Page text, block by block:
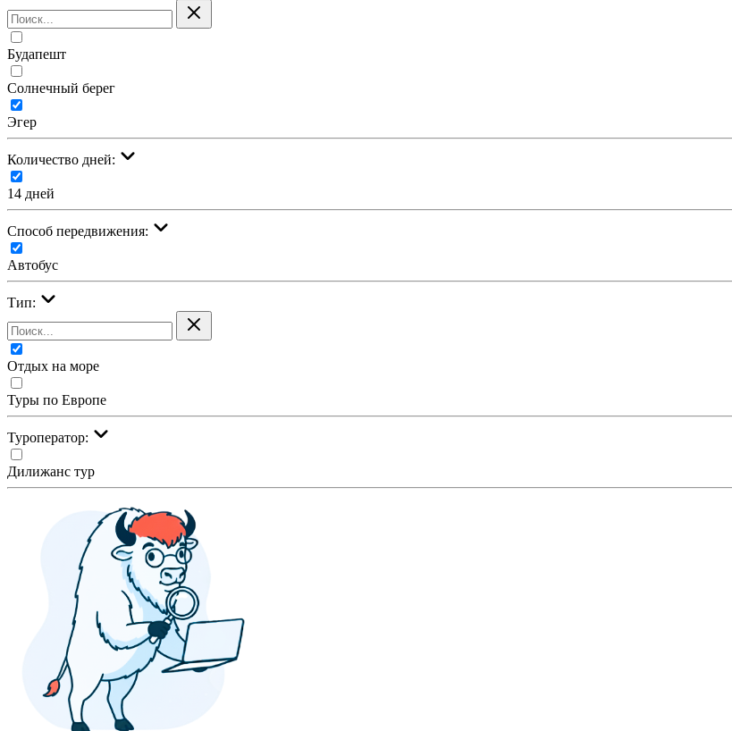
Будапешт
Солнечный берег
Эгер
Количество дней:
14 дней
Cпособ передвижения:
Автобус
Тип:
Отдых на море
Туры по Европе
Туроператор:
Дилижанс тур